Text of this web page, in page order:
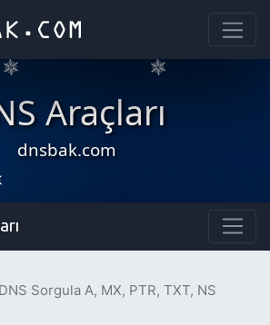
Araçları
dnsbak.com
Sorgula A, MX, PTR, TXT, NS